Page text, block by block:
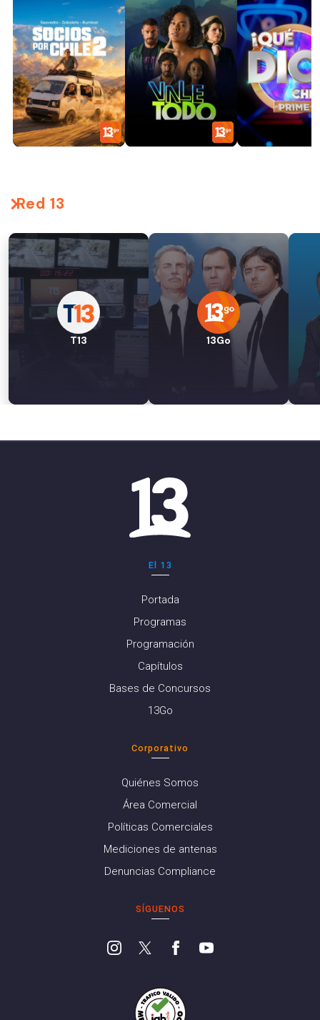
Red 13
T13 13Go
El 13
Portada
Programas
Programación
Capítulos
Bases de Concursos
13Go
Corporativo
Quiénes Somos
Área Comercial
Políticas Comerciales
Mediciones de antenas
Denuncias Compliance
SÍGUENOS